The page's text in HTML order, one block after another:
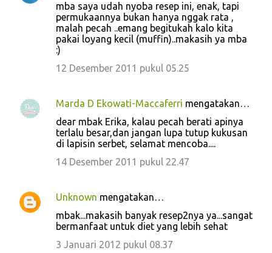
mba saya udah nyoba resep ini, enak, tapi
permukaannya bukan hanya nggak rata ,
malah pecah ..emang begitukah kalo kita
pakai loyang kecil (muffin)..makasih ya mba
:)
12 Desember 2011 pukul 05.25
Marda D Ekowati-Maccaferri mengatakan…
dear mbak Erika, kalau pecah berati apinya
terlalu besar,dan jangan lupa tutup kukusan
di lapisin serbet, selamat mencoba....
14 Desember 2011 pukul 22.47
Unknown mengatakan…
mbak...makasih banyak resep2nya ya...sangat
bermanfaat untuk diet yang lebih sehat
3 Januari 2012 pukul 08.37